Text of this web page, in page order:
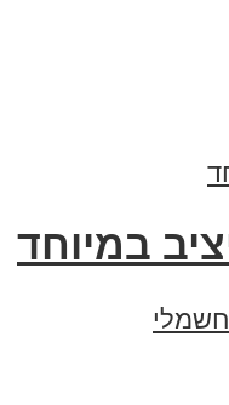
במיוחד